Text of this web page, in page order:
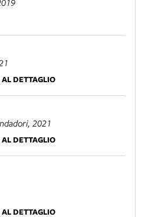
DETTAGLIO
, 2021
DETTAGLIO
DETTAGLIO